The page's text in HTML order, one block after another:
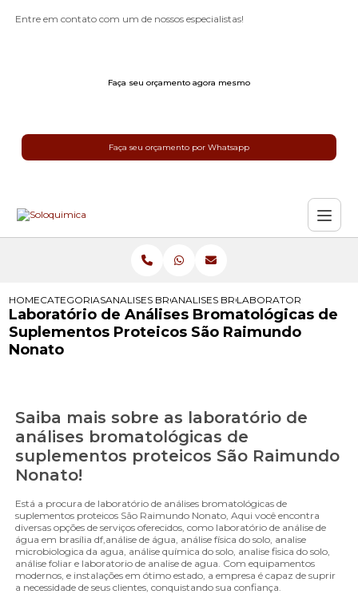
Entre em contato com um de nossos especialistas!
Faça seu orçamento agora mesmo
Faça seu orçamento por Whatsapp
HOMECATEGORIASANALISES BROMATOLOGICAS
ANALISES BROMATOLOGICAS PARA
LABORATORIO DE
Laboratório de Análises Bromatológicas de
Suplementos Proteicos São Raimundo
Nonato
Saiba mais sobre as laboratório de
análises bromatológicas de
suplementos proteicos São Raimundo
Nonato!
Está a procura de laboratório de análises bromatológicas de
suplementos proteicos São Raimundo Nonato, Aqui você encontra
diversas opções de serviços oferecidos, como laboratório de análise de
água em brasília df,análise de água, análise física do solo, analise
microbiologica da agua, análise química do solo, analise fisica do solo,
análise foliar e laboratorio de analise de agua. Com equipamentos
modernos, e instalações em ótimo estado, a empresa é capaz de suprir
a necessidade de seus clientes, conquistando sua confiança.